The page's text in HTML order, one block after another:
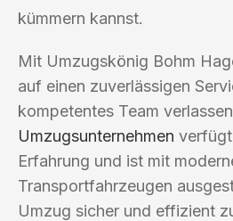
kümmern kannst.
Mit Umzugskönig Bohm
auf einen zuverlässigen
kompetentes Team
Umzugsunternehmen
Erfahrung und ist mit
Transportfahrzeugen
Umzug sicher und effizient